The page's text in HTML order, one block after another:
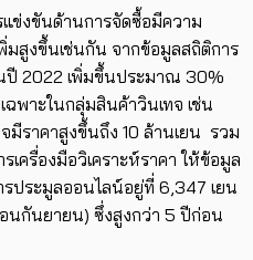
ข่งขันด้านการจัดซื้อมีความ
สูงขึ้นเช่นกัน ​จากข้อมูลสถิติการ
ปี 2022 เพิ่มขึ้นประมาณ​​ 30%
ฉพาะในกลุ่มสินค้าวินเทจ เช่น
มีราคาสูงขึ้นถึง 10 ล้านเยน รวม
ครื่องมือวิเคราะห์ราคา ให้ข้อมูล
รประมูลออนไลน์อยู่ที่ 6,347 เยน
อนกันยายน) ซึ่งสูงกว่า 5 ปีก่อน